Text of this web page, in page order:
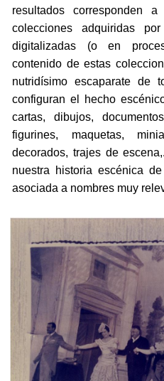
resultados corresponden
colecciones adquiridas
digitalizadas (o en
contenido de estas
nutridísimo escaparate de
configuran el hecho
cartas, dibujos,
figurines, maquetas,
decorados, trajes de
nuestra historia escénica
asociada a nombres muy